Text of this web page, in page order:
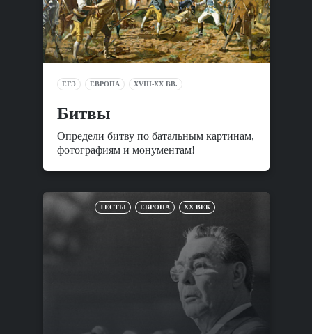
ЕГЭ ЕВРОПА XVIII-XX ВВ.
Битвы
Определи битву по батальным картинам,
фотографиям и монументам!
ТЕСТЫ ЕВРОПА XX ВЕК